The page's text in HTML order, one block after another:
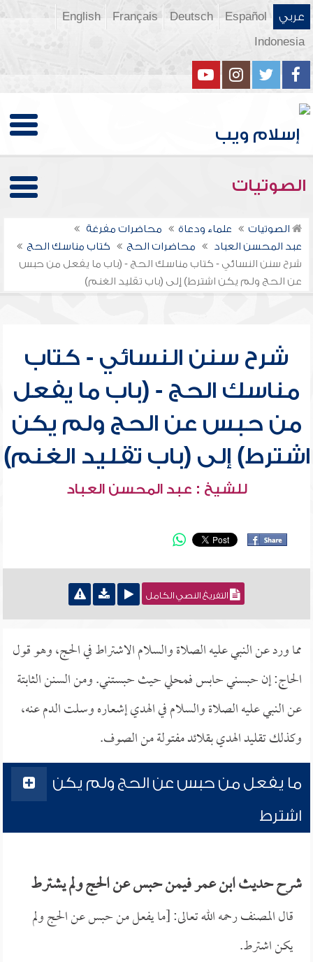
عربي Español
Deutsch
Français
English
Indonesia
الصوتيات
الصوتيات علماء ودعاة
محاضرات مفرغة
عبد المحسن العباد
محاضرات الحج
كتاب مناسك الحج
شرح سنن النسائي - كتاب مناسك الحج - (باب ما يفعل من حبس
عن الحج ولم يكن اشترط) إلى (باب تقليد الغنم)
شرح سنن النسائي - كتاب
مناسك الحج - (باب ما يفعل
من حبس عن الحج ولم يكن
اشترط) إلى (باب تقليد الغنم)
للشيخ : عبد المحسن العباد
التفريغ النصي الكامل
مما ورد عن النبي عليه الصلاة والسلام الاشتراط في الحج، وهو قول
الحاج: إن حبسني حابس فمحلي حيث حبستني. ومن السنن الثابتة
عن النبي عليه الصلاة والسلام في الهدي إشعاره وسلت الدم عنه،
وكذلك تقليد الهدي بقلائد مفتولة من الصوف.
ما يفعل من حبس عن الحج ولم يكن
اشترط
شرح حديث ابن عمر فيمن حبس عن الحج ولم يشترط
قال المصنف رحمه الله تعالى: [ما يفعل من حبس عن الحج ولم
يكن اشترط.